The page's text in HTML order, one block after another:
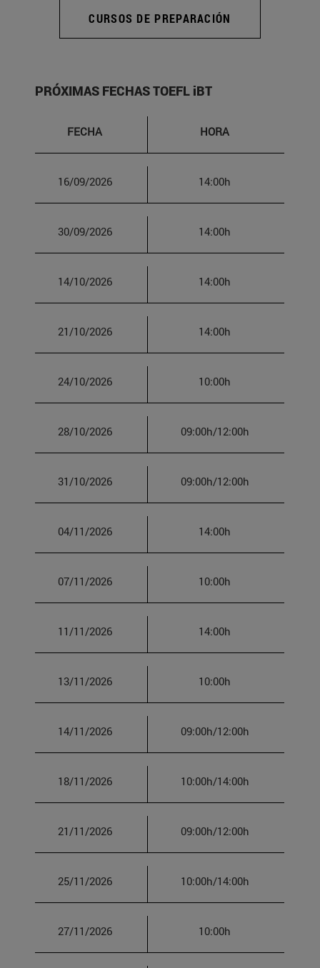
CURSOS DE PREPARACIÓN
PRÓXIMAS FECHAS TOEFL iBT
FECHA HORA
16/09/2026 14:00h
30/09/2026 14:00h
14/10/2026 14:00h
21/10/2026 14:00h
24/10/2026 10:00h
28/10/2026 09:00h/12:00h
31/10/2026 09:00h/12:00h
04/11/2026 14:00h
07/11/2026 10:00h
11/11/2026 14:00h
13/11/2026 10:00h
14/11/2026 09:00h/12:00h
18/11/2026 10:00h/14:00h
21/11/2026 09:00h/12:00h
25/11/2026 10:00h/14:00h
27/11/2026 10:00h